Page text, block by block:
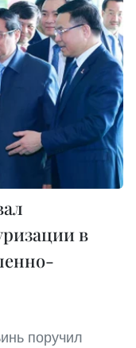
в
поручил